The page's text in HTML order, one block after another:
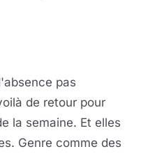
pas
de retour pour
la semaine. Et elles
Genre comme des